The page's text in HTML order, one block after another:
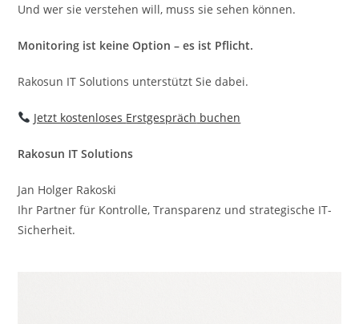
Und wer sie verstehen will, muss sie sehen können.
Monitoring ist keine Option – es ist Pflicht.
Rakosun IT Solutions unterstützt Sie dabei.
Jetzt kostenloses Erstgespräch buchen
Rakosun IT Solutions
Jan Holger Rakoski
Ihr Partner für Kontrolle, Transparenz und strategische IT-
Sicherheit.